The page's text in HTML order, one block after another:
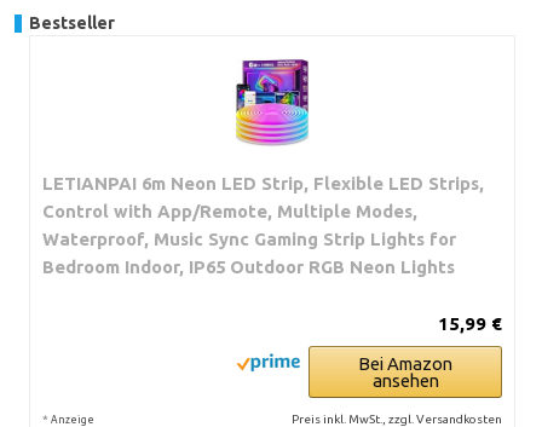
Bestseller
LETIANPAI 6m Neon LED Strip, Flexible LED Strips,
Control with App/Remote, Multiple Modes,
Waterproof, Music Sync Gaming Strip Lights for
Bedroom Indoor, IP65 Outdoor RGB Neon Lights
15,99 €
Bei Amazon
ansehen
* Anzeige Preis inkl. MwSt., zzgl. Versandkosten